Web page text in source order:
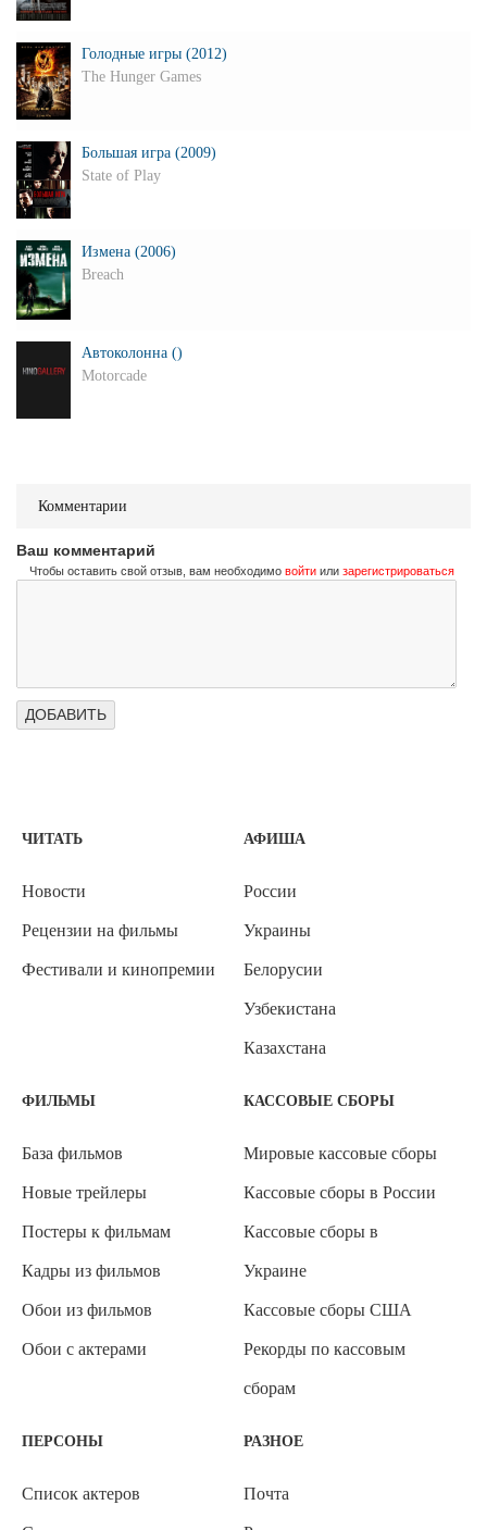
Голодные игры (2012)
The Hunger Games
Большая игра (2009)
State of Play
Измена (2006)
Breach
Автоколонна ()
Motorcade
Комментарии
Ваш комментарий
Чтобы оставить свой отзыв, вам необходимо войти или зарегистрироваться
ЧИТАТЬ
Новости
Рецензии на фильмы
Фестивали и кинопремии
АФИША
России
Украины
Белорусии
Узбекистана
Казахстана
ФИЛЬМЫ
База фильмов
Новые трейлеры
Постеры к фильмам
Кадры из фильмов
Обои из фильмов
Обои с актерами
КАССОВЫЕ СБОРЫ
Мировые кассовые сборы
Кассовые сборы в России
Кассовые сборы в
Украине
Кассовые сборы США
Рекорды по кассовым
сборам
ПЕРСОНЫ
Список актеров
РАЗНОЕ
Почта